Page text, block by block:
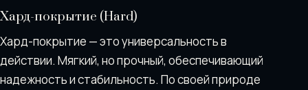
Хард-покрытие (Hard)
Хард-покрытие — это универсальность в
действии. Мягкий, но прочный, обеспечивающий
надежность и стабильность. По своей природе